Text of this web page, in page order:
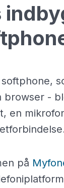
browser -
en
på